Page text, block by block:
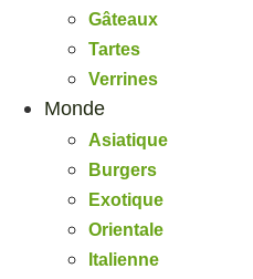
Gâteaux
Tartes
Verrines
Monde
Asiatique
Burgers
Exotique
Orientale
Italienne